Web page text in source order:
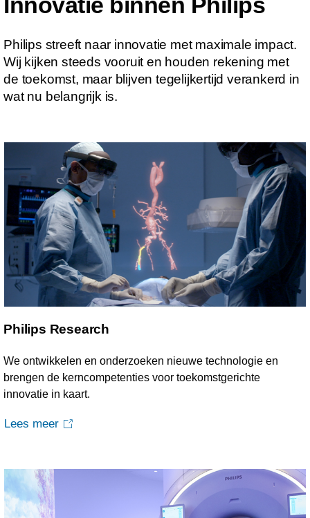
Philips streeft naar innovatie met maximale impact.
Wij kijken steeds vooruit en houden rekening met
de toekomst, maar blijven tegelijkertijd verankerd in
wat nu belangrijk is.
Philips Research
We ontwikkelen en onderzoeken nieuwe technologie en
brengen de kerncompetenties voor toekomstgerichte
innovatie in kaart.
Lees meer